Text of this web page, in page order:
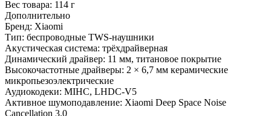
Вес товара: 114 г
Дополнительно
Бренд: Xiaomi
Тип: беспроводные TWS-наушники
Акустическая система: трёхдрайверная
Динамический драйвер: 11 мм, титановое покрытие
Высокочастотные драйверы: 2 × 6,7 мм керамические
микропьезоэлектрические
Аудиокодеки: MIHC, LHDC-V5
Активное шумоподавление: Xiaomi Deep Space Noise
Cancellation 3.0